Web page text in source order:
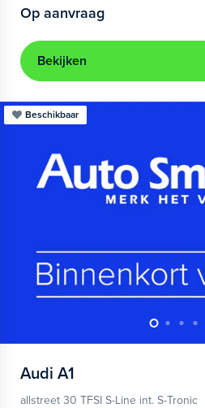
Op aanvraag
Bekijken
Beschikbaar
Audi A1
allstreet 30 TFSI S-Line int. S-Tronic